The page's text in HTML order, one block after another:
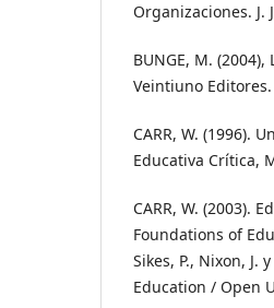
Organizaciones. J.
BUNGE, M.
Veintiuno Editores.
CARR, W. (1996).
Educativa Crítica,
CARR, W. (2003).
Foundations of
Sikes, P., Nixon, J.
Education / Open